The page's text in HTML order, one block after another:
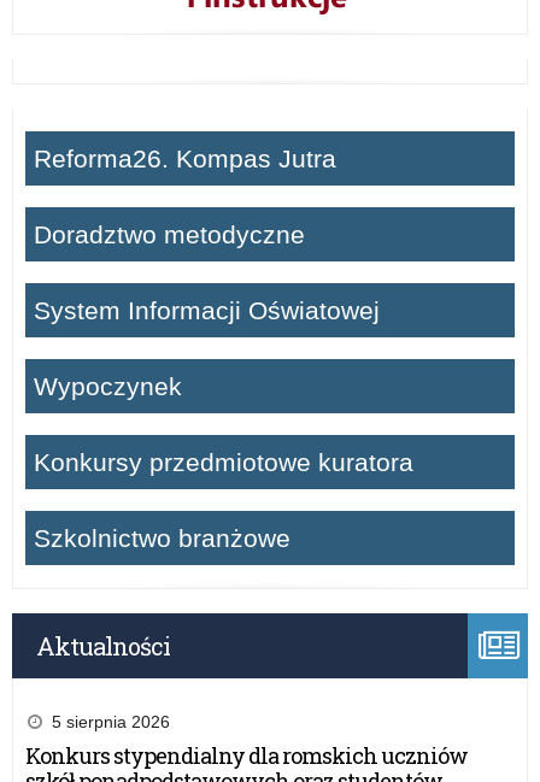
Reforma26. Kompas Jutra
Doradztwo metodyczne
System Informacji Oświatowej
Wypoczynek
Konkursy przedmiotowe kuratora
Szkolnictwo branżowe
Aktualności
5 sierpnia 2026
Konkurs stypendialny dla romskich uczniów